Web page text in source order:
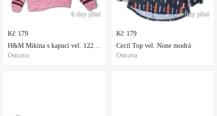
6 dny před
Kč 179
H&M Mikina s kapucí vel. 122 fialová
Ostrava
6 dny před
Kč 179
Cecil Top vel. None modrá
Ostrava